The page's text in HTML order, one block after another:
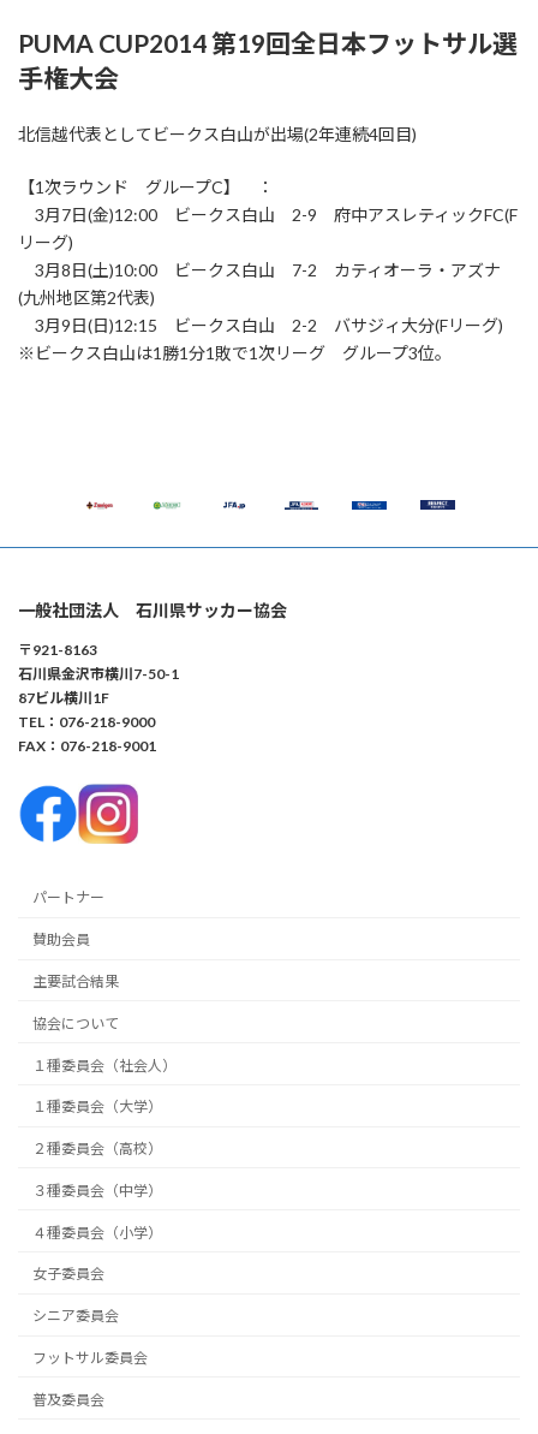
PUMA CUP2014 第19回全日本フットサル選
手権大会
北信越代表としてビークス白山が出場(2年連続4回目)
【1次ラウンド グループC】 ：
3月7日(金)12:00 ビークス白山 2-9 府中アスレティックFC(F
リーグ)
3月8日(土)10:00 ビークス白山 7-2 カティオーラ・アズナ
(九州地区第2代表)
3月9日(日)12:15 ビークス白山 2-2 バサジィ大分(Fリーグ)
※ビークス白山は1勝1分1敗で1次リーグ グループ3位。
一般社団法人 石川県サッカー協会
〒921-8163
石川県金沢市横川7-50-1
87ビル横川1F
TEL：076-218-9000
FAX：076-218-9001
パートナー
賛助会員
主要試合結果
協会について
１種委員会（社会人）
１種委員会（大学）
２種委員会（高校）
３種委員会（中学）
４種委員会（小学）
女子委員会
シニア委員会
フットサル委員会
普及委員会